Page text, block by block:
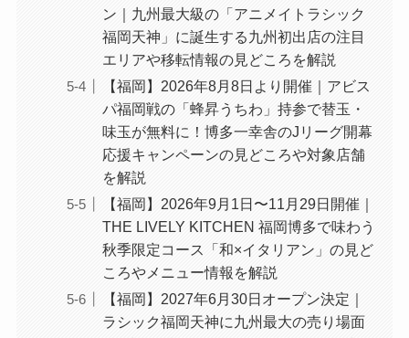
ン｜九州最大級の「アニメイトラシック
福岡天神」に誕生する九州初出店の注目
エリアや移転情報の見どころを解説
【福岡】2026年8月8日より開催｜アビス
パ福岡戦の「蜂昇うちわ」持参で替玉・
味玉が無料に！博多一幸舎のJリーグ開幕
応援キャンペーンの見どころや対象店舗
を解説
【福岡】2026年9月1日〜11月29日開催｜
THE LIVELY KITCHEN 福岡博多で味わう
秋季限定コース「和×イタリアン」の見ど
ころやメニュー情報を解説
【福岡】2027年6月30日オープン決定｜
ラシック福岡天神に九州最大の売り場面